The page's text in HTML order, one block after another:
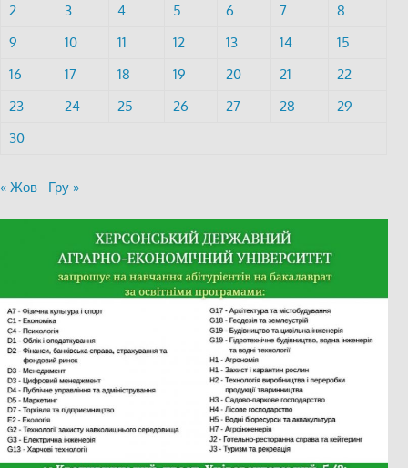
2
3 4 5 6 7
8
9
10 11 12 13 14
15
16
17 18 19 20 21
22
23
24 25 26 27 28
29
30
« Жов Гру »